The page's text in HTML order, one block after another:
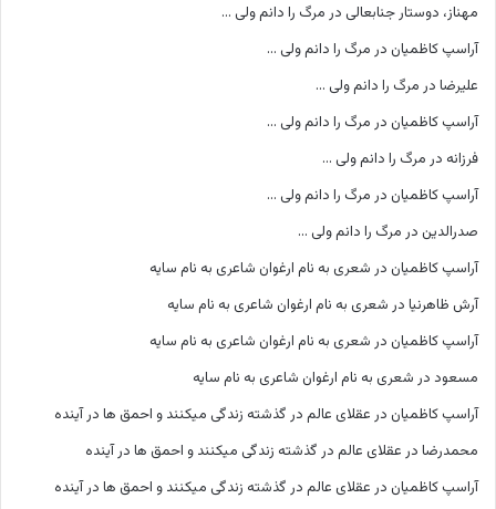
مهناز، دوستار جنابعالی در مرگ را دانم ولی …
آراسپ کاظمیان در مرگ را دانم ولی …
علیرضا در مرگ را دانم ولی …
آراسپ کاظمیان در مرگ را دانم ولی …
فرزانه در مرگ را دانم ولی …
آراسپ کاظمیان در مرگ را دانم ولی …
صدرالدین در مرگ را دانم ولی …
آراسپ کاظمیان در شعری به نام ارغوان شاعری به نام سایه
آرش ظاهرنیا در شعری به نام ارغوان شاعری به نام سایه
آراسپ کاظمیان در شعری به نام ارغوان شاعری به نام سایه
مسعود در شعری به نام ارغوان شاعری به نام سایه
آراسپ کاظمیان در عقلای عالم در گذشته زندگی میکنند و احمق ها در آینده
محمدرضا در عقلای عالم در گذشته زندگی میکنند و احمق ها در آینده
آراسپ کاظمیان در عقلای عالم در گذشته زندگی میکنند و احمق ها در آینده